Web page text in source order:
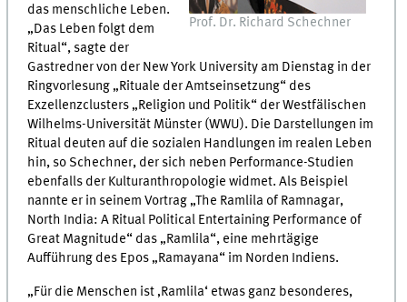
Prof. Dr. Richard Schechner
das menschliche Leben.
„Das Leben folgt dem
Ritual“, sagte der
Gastredner von der New York University am Dienstag in der
Ringvorlesung „Rituale der Amtseinsetzung“ des
Exzellenzclusters „Religion und Politik“ der Westfälischen
Wilhelms-Universität Münster (WWU). Die Darstellungen im
Ritual deuten auf die sozialen Handlungen im realen Leben
hin, so Schechner, der sich neben Performance-Studien
ebenfalls der Kulturanthropologie widmet. Als Beispiel
nannte er in seinem Vortrag „The Ramlila of Ramnagar,
North India: A Ritual Political Entertaining Performance of
Great Magnitude“ das „Ramlila“, eine mehrtägige
Aufführung des Epos „Ramayana“ im Norden Indiens.
„Für die Menschen ist ‚Ramlila‘ etwas ganz besonderes,